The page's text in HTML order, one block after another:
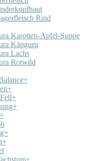
Rind
Karotten-Apfel-Suppe
Känguru
Lachs
Rotwild